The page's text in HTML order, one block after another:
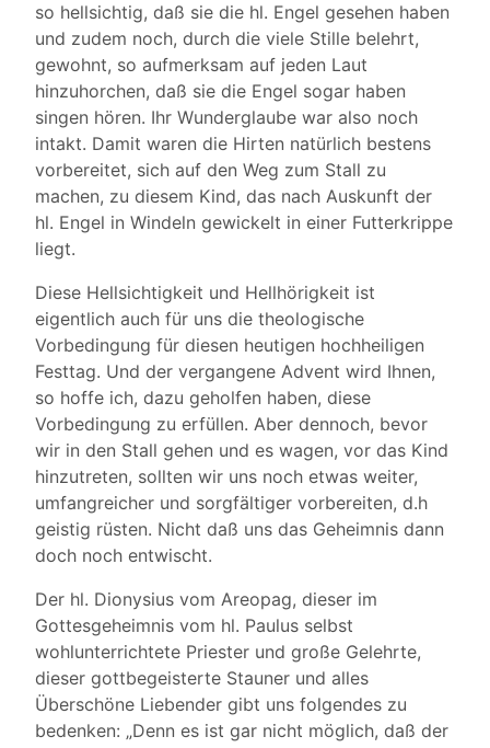
so hellsichtig, daß sie die hl. Engel gesehen haben
und zudem noch, durch die viele Stille belehrt,
gewohnt, so aufmerksam auf jeden Laut
hinzuhorchen, daß sie die Engel sogar haben
singen hören. Ihr Wunderglaube war also noch
intakt. Damit waren die Hirten natürlich bestens
vorbereitet, sich auf den Weg zum Stall zu
machen, zu diesem Kind, das nach Auskunft der
hl. Engel in Windeln gewickelt in einer Futterkrippe
liegt.
Diese Hellsichtigkeit und Hellhörigkeit ist
eigentlich auch für uns die theologische
Vorbedingung für diesen heutigen hochheiligen
Festtag. Und der vergangene Advent wird Ihnen,
so hoffe ich, dazu geholfen haben, diese
Vorbedingung zu erfüllen. Aber dennoch, bevor
wir in den Stall gehen und es wagen, vor das Kind
hinzutreten, sollten wir uns noch etwas weiter,
umfangreicher und sorgfältiger vorbereiten, d.h
geistig rüsten. Nicht daß uns das Geheimnis dann
doch noch entwischt.
Der hl. Dionysius vom Areopag, dieser im
Gottesgeheimnis vom hl. Paulus selbst
wohlunterrichtete Priester und große Gelehrte,
dieser gottbegeisterte Stauner und alles
Überschöne Liebender gibt uns folgendes zu
bedenken: „Denn es ist gar nicht möglich, daß der